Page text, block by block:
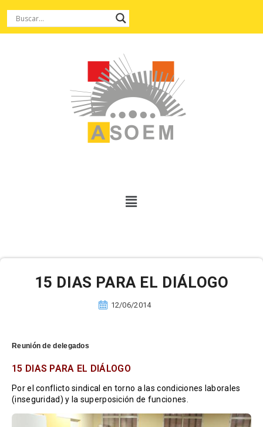
15 DIAS PARA EL DIÁLOGO
12/06/2014
Reunión de delegados
15 DIAS PARA EL DIÁLOGO
Por el conflicto sindical en torno a las condiciones laborales
(inseguridad) y la superposición de funciones.